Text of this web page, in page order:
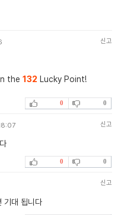
신고
the 132 Lucky Point!
0 0
신고
0 0
신고
기대 됩니다